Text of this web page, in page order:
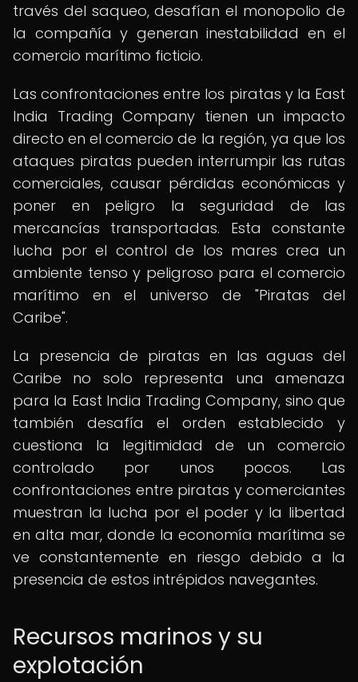
través del saqueo, desafían el monopolio de
la compañía y generan inestabilidad en el
comercio marítimo ficticio.
Las confrontaciones entre los piratas y la East
India Trading Company tienen un impacto
directo en el comercio de la región, ya que los
ataques piratas pueden interrumpir las rutas
comerciales, causar pérdidas económicas y
poner en peligro la seguridad de las
mercancías transportadas. Esta constante
lucha por el control de los mares crea un
ambiente tenso y peligroso para el comercio
marítimo en el universo de "Piratas del
Caribe".
La presencia de piratas en las aguas del
Caribe no solo representa una amenaza
para la East India Trading Company, sino que
también desafía el orden establecido y
cuestiona la legitimidad de un comercio
controlado por unos pocos. Las
confrontaciones entre piratas y comerciantes
muestran la lucha por el poder y la libertad
en alta mar, donde la economía marítima se
ve constantemente en riesgo debido a la
presencia de estos intrépidos navegantes.
Recursos marinos y su
explotación